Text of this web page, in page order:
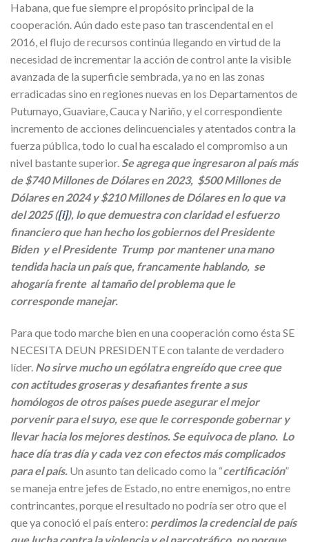
Habana, que fue siempre el propósito principal de la
cooperación. Aún dado este paso tan trascendental en el
2016, el flujo de recursos continúa llegando en virtud de la
necesidad de incrementar la acción de control ante la visible
avanzada de la superficie sembrada, ya no en las zonas
erradicadas sino en regiones nuevas en los Departamentos de
Putumayo, Guaviare, Cauca y Nariño, y el correspondiente
incremento de acciones delincuenciales y atentados contra la
fuerza pública, todo lo cual ha escalado el compromiso a un
nivel bastante superior. Se agrega que ingresaron al país más
de $740 Millones de Dólares en 2023, $500 Millones de
Dólares en 2024 y $210 Millones de Dólares en lo que va
del 2025 ([i]), lo que demuestra con claridad el esfuerzo
financiero que han hecho los gobiernos del Presidente
Biden y el Presidente Trump por mantener una mano
tendida hacia un país que, francamente hablando, se
ahogaría frente al tamaño del problema que le
corresponde manejar.
Para que todo marche bien en una cooperación como ésta SE
NECESITA DEUN PRESIDENTE con talante de verdadero
líder. No sirve mucho un ególatra engreído que cree que
con actitudes groseras y desafiantes frente a sus
homólogos de otros países puede asegurar el mejor
porvenir para el suyo, ese que le corresponde gobernar y
llevar hacia los mejores destinos. Se equivoca de plano. Lo
hace día tras día y cada vez con efectos más complicados
para el país. Un asunto tan delicado como la “certificación”
se maneja entre jefes de Estado, no entre enemigos, no entre
contrincantes, porque el resultado no podría ser otro que el
que ya conoció el país entero: perdimos la credencial de país